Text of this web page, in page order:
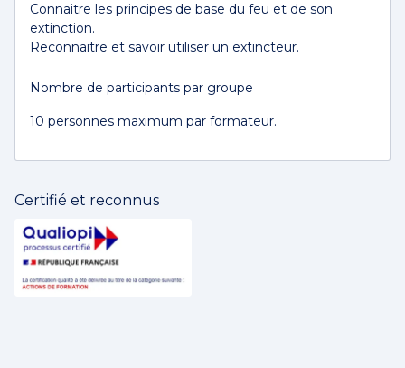
Connaitre les principes de base du feu et de son
extinction.
Reconnaitre et savoir utiliser un extincteur.
Nombre de participants par groupe
10 personnes maximum par formateur.
Certifié et reconnus